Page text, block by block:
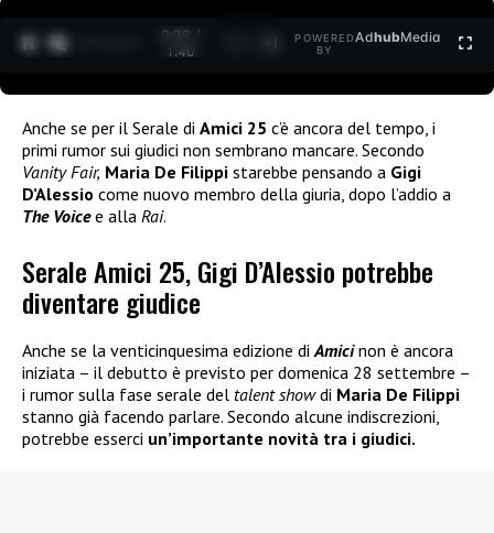
0:30 /
1:40
POWERED
BY
AdhubMedia
Anche se per il Serale di Amici 25 c’è ancora del tempo, i
primi rumor sui giudici non sembrano mancare. Secondo
Vanity Fair, Maria De Filippi starebbe pensando a Gigi
D’Alessio come nuovo membro della giuria, dopo l’addio a
The Voice e alla Rai.
Serale Amici 25, Gigi D’Alessio potrebbe
diventare giudice
Anche se la venticinquesima edizione diAmicinon è ancora
iniziata – il debutto è previsto per domenica 28 settembre –
i rumor sulla fase serale del talent showdi Maria De Filippi
stanno già facendo parlare. Secondo alcune indiscrezioni,
potrebbe esserci un’importante novità tra i giudici.